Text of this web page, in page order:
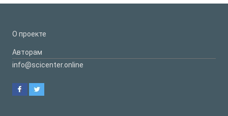
О проекте
Авторам
info@scicenter.online